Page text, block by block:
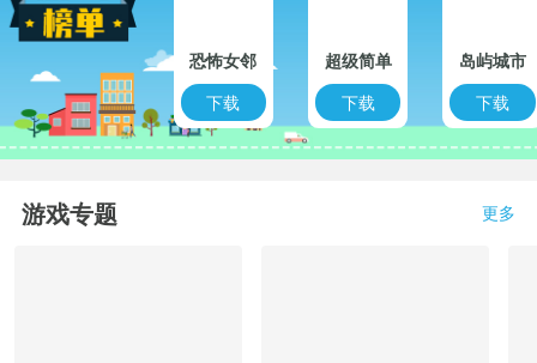
恐怖女邻
居
下载
超级简单
奥比
下载
岛屿城市
4模拟人
生大亨
下载
游戏专题 更多